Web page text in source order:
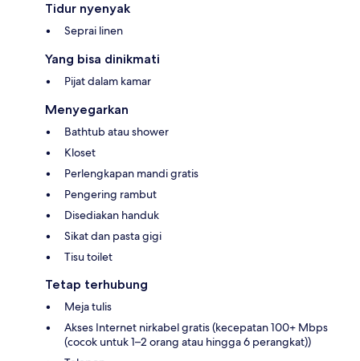
Tidur nyenyak
Seprai linen
Yang bisa dinikmati
Pijat dalam kamar
Menyegarkan
Bathtub atau shower
Kloset
Perlengkapan mandi gratis
Pengering rambut
Disediakan handuk
Sikat dan pasta gigi
Tisu toilet
Tetap terhubung
Meja tulis
Akses Internet nirkabel gratis (kecepatan 100+ Mbps
(cocok untuk 1–2 orang atau hingga 6 perangkat))